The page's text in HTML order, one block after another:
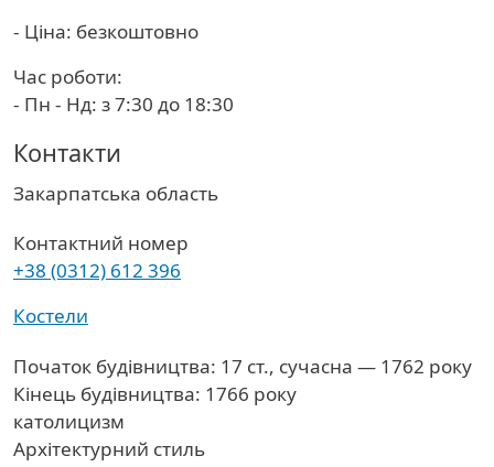
- Ціна: безкоштовно
Час роботи:
- Пн - Нд: з 7:30 до 18:30
Контакти
Область
Закарпатська область
Контактний номер
+38 (0312) 612 396
Костели
Початок будівництва: 17 ст., сучасна — 1762 року
Кінець будівництва: 1766 року
католицизм
Архітектурний стиль